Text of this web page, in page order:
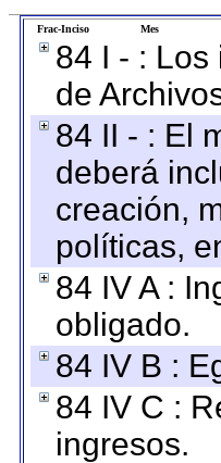
Frac-Inciso Mes
84 I - :
de
84 II - : El
deberá
creación,
políticas,
84 IV A :
obligado.
84 IV B :
84 IV C :
ingresos.